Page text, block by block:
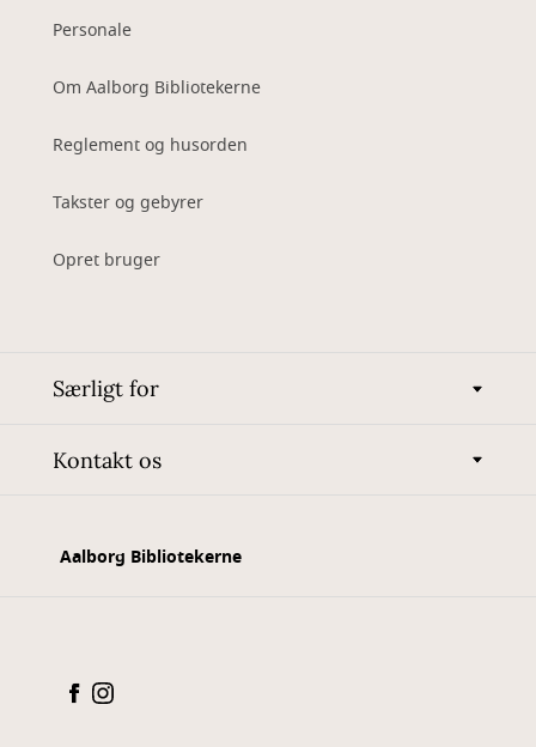
Personale
Om Aalborg Bibliotekerne
Reglement og husorden
Takster og gebyrer
Opret bruger
Særligt for
Kontakt os
Aalborg Bibliotekerne